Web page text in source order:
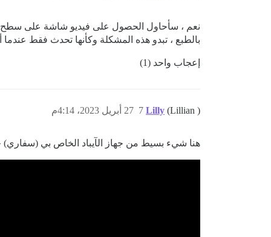
بالطبع ، تبدو هذه المشكلة وكأنها تحدث فقط
إعجاب واحد (1)
Lilly (Lillian ) 27 أبريل 2023، 4:14م 7
هنا شيء بسيط من جهاز الآيباد الخاص بي (سفاري)